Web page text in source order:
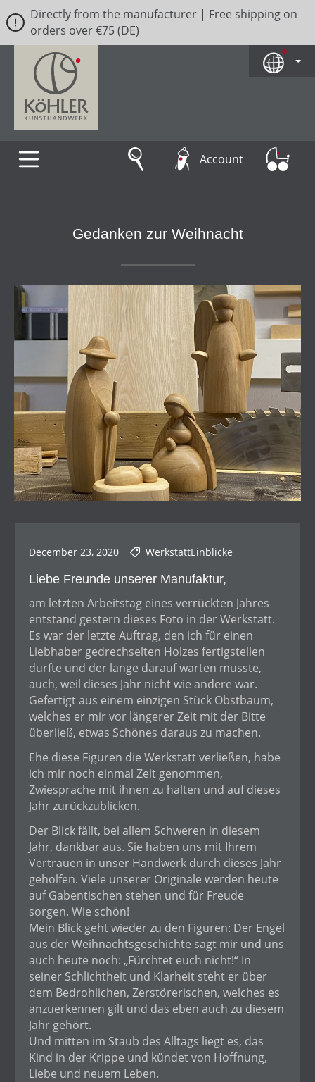
Skip to main content
Directly from the manufacturer | Free shipping on
orders over €75 (DE)
Account
Gedanken zur Weihnacht
December 23, 2020 WerkstattEinblicke
Liebe Freunde unserer Manufaktur,
am letzten Arbeitstag eines verrückten Jahres
entstand gestern dieses Foto in der Werkstatt.
Es war der letzte Auftrag, den ich für einen
Liebhaber gedrechselten Holzes fertigstellen
durfte und der lange darauf warten musste,
auch, weil dieses Jahr nicht wie andere war.
Gefertigt aus einem einzigen Stück Obstbaum,
welches er mir vor längerer Zeit mit der Bitte
überließ, etwas Schönes daraus zu machen.
Ehe diese Figuren die Werkstatt verließen, habe
ich mir noch einmal Zeit genommen,
Zwiesprache mit ihnen zu halten und auf dieses
Jahr zurückzublicken.
Der Blick fällt, bei allem Schweren in diesem
Jahr, dankbar aus. Sie haben uns mit Ihrem
Vertrauen in unser Handwerk durch dieses Jahr
geholfen. Viele unserer Originale werden heute
auf Gabentischen stehen und für Freude
sorgen. Wie schön!
Mein Blick geht wieder zu den Figuren: Der Engel
aus der Weihnachtsgeschichte sagt mir und uns
auch heute noch: „Fürchtet euch nicht!“ In
seiner Schlichtheit und Klarheit steht er über
dem Bedrohlichen, Zerstörerischen, welches es
anzuerkennen gilt und das eben auch zu diesem
Jahr gehört.
Und mitten im Staub des Alltags liegt es, das
Kind in der Krippe und kündet von Hoffnung,
Liebe und neuem Leben.